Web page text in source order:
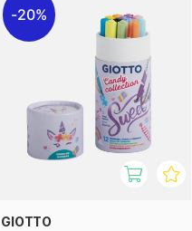
20%
GIOTTO